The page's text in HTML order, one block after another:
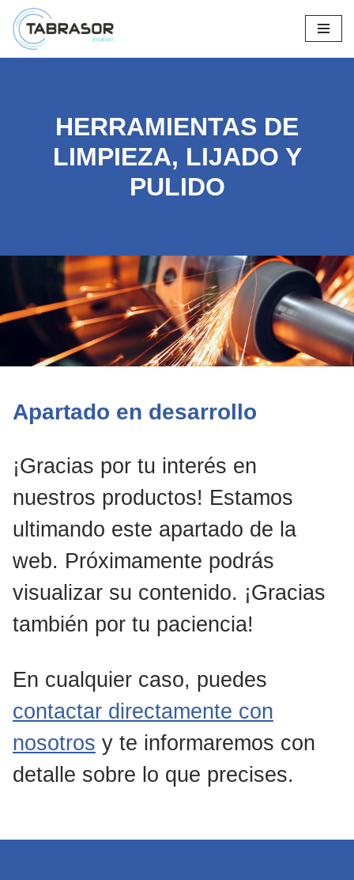
Saltar
HERRAMIENTAS DE
LIMPIEZA, LIJADO Y
PULIDO
Apartado en desarrollo
¡Gracias por tu interés en
nuestros productos! Estamos
ultimando este apartado de la
web. Próximamente podrás
visualizar su contenido. ¡Gracias
también por tu paciencia!
En cualquier caso, puedes
contactar directamente con
nosotros y te informaremos con
detalle sobre lo que precises.